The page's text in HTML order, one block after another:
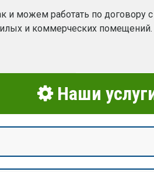
и можем работать по договору с
и коммерческих помещений.
Наши